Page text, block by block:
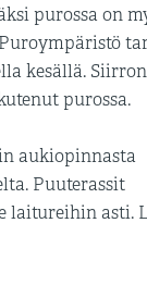
purossa on
kesällä. Siirron
purossa.
aukiopinnasta
Puuterassit
laitureihin asti.